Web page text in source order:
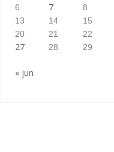
6
7 8
13
14 15
20
21 22
27
28 29
« jun